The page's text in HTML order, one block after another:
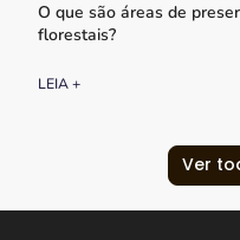
O que são áreas de
florestais?
LEIA +
Ver